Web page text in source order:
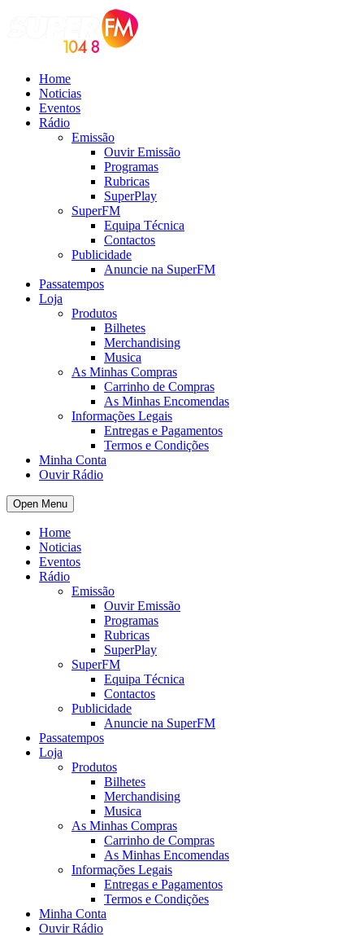
Home
Noticias
Eventos
Rádio
Emissão
Ouvir Emissão
Programas
Rubricas
SuperPlay
SuperFM
Equipa Técnica
Contactos
Publicidade
Anuncie na SuperFM
Passatempos
Loja
Produtos
Bilhetes
Merchandising
Musica
As Minhas Compras
Carrinho de Compras
As Minhas Encomendas
Informações Legais
Entregas e Pagamentos
Termos e Condições
Minha Conta
Ouvir Rádio
Open Menu
Home
Noticias
Eventos
Rádio
Emissão
Ouvir Emissão
Programas
Rubricas
SuperPlay
SuperFM
Equipa Técnica
Contactos
Publicidade
Anuncie na SuperFM
Passatempos
Loja
Produtos
Bilhetes
Merchandising
Musica
As Minhas Compras
Carrinho de Compras
As Minhas Encomendas
Informações Legais
Entregas e Pagamentos
Termos e Condições
Minha Conta
Ouvir Rádio